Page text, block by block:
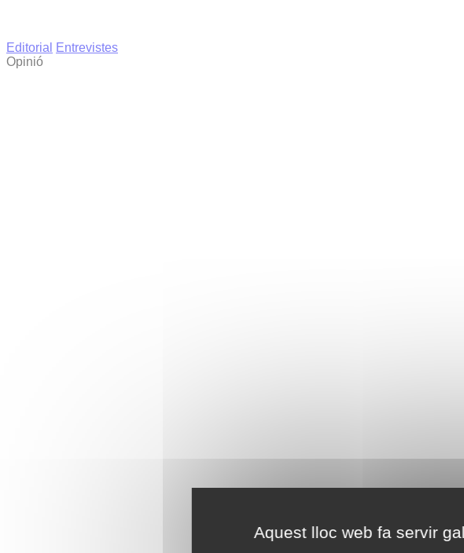
Aquest lloc web fa servir
Editorial
Entrevistes
Opinió